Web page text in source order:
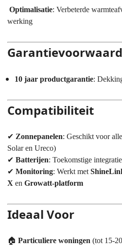
Optimalisatie: Verbeterde
werking
10 jaar productgarantie:
Compatibiliteit
✔ Zonnepanelen: Geschikt voor
Solar en Ureco)
✔ Batterijen: Toekomstige
✔ Monitoring: Werkt met
X en Growatt-platform
Ideaal Voor
🏠 Particuliere woningen (tot 15-